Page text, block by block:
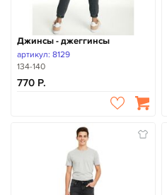
Джинсы - джеггинсы
артикул: 8129
134-140
770